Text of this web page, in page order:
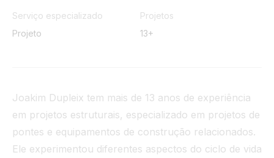
Serviço especializado
Projeto
Projetos
13+
Joakim Dupleix tem mais de 13 anos de experiência
em projetos estruturais, especializado em projetos de
pontes e equipamentos de construção relacionados.
Ele experimentou diferentes aspectos do ciclo de vida
Túnel